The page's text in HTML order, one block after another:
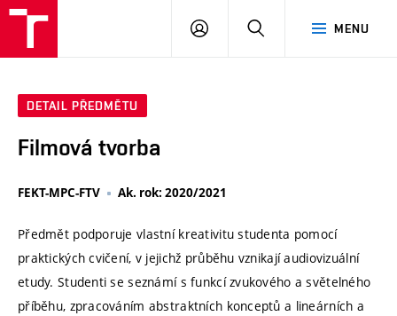
MENU
PŘIHLÁSIT
DETAIL PŘEDMĚTU
Filmová tvorba
FEKT-MPC-FTV Ak. rok: 2020/2021
Předmět podporuje vlastní kreativitu studenta pomocí
praktických cvičení, v jejichž průběhu vznikají audiovizuální
etudy. Studenti se seznámí s funkcí zvukového a světelného
příběhu, zpracováním abstraktních konceptů a lineárních a